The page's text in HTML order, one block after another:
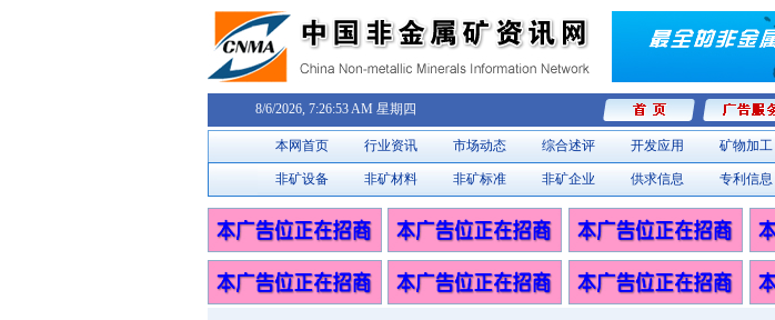
8/6/2026, 7:26:54 AM 星期四
本网首页 行业资讯 市场动态 综合述评 开发应用 矿物加工
非矿设备 非矿材料 非矿标准 非矿企业 供求信息 专利信息